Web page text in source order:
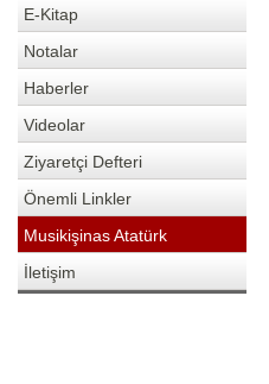
E-Kitap
Notalar
Haberler
Videolar
Ziyaretçi Defteri
Önemli Linkler
Musikişinas Atatürk
İletişim